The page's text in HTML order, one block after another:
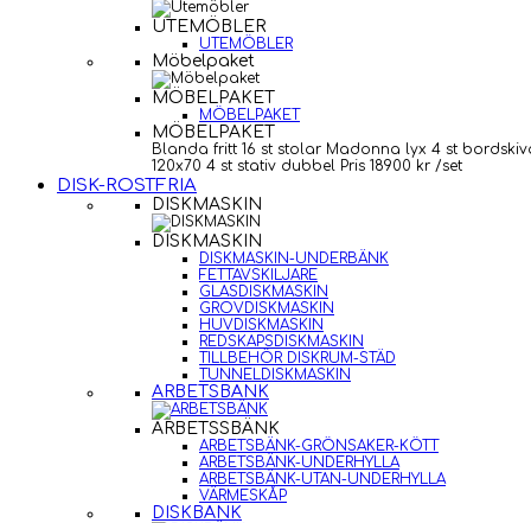
UTEMÖBLER
UTEMÖBLER
Möbelpaket
MÖBELPAKET
MÖBELPAKET
MÖBELPAKET
Blanda fritt 16 st stolar Madonna lyx 4 st
120x70 4 st stativ dubbel Pris 18900 kr /set
DISK-ROSTFRIA
DISKMASKIN
DISKMASKIN
DISKMASKIN-UNDERBÄNK
FETTAVSKILJARE
GLASDISKMASKIN
GROVDISKMASKIN
HUVDISKMASKIN
REDSKAPSDISKMASKIN
TILLBEHÖR DISKRUM-STÄD
TUNNELDISKMASKIN
ARBETSBÄNK
ARBETSSBÄNK
ARBETSBÄNK-GRÖNSAKER-KÖTT
ARBETSBÄNK-UNDERHYLLA
ARBETSBÄNK-UTAN-UNDERHYLLA
VÄRMESKÅP
DISKBÄNK